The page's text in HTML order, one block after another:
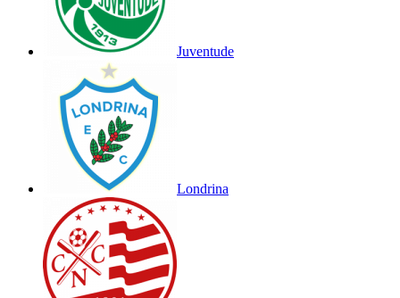
Juventude
Londrina